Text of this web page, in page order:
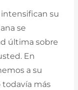
su
se
última sobre
En
a su
todavía más